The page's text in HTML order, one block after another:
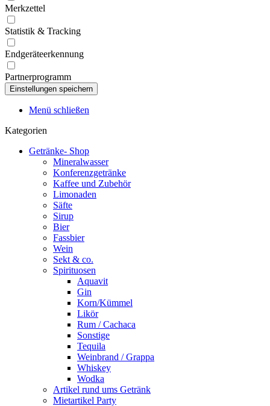
Merkzettel
Statistik & Tracking
Endgeräteerkennung
Partnerprogramm
Menü schließen
Kategorien
Getränke- Shop
Mineralwasser
Konferenzgetränke
Kaffee und Zubehör
Limonaden
Säfte
Sirup
Bier
Fassbier
Wein
Sekt & co.
Spirituosen
Aquavit
Gin
Korn/Kümmel
Likör
Rum / Cachaca
Sonstige
Tequila
Weinbrand / Grappa
Whiskey
Wodka
Artikel rund ums Getränk
Mietartikel Party